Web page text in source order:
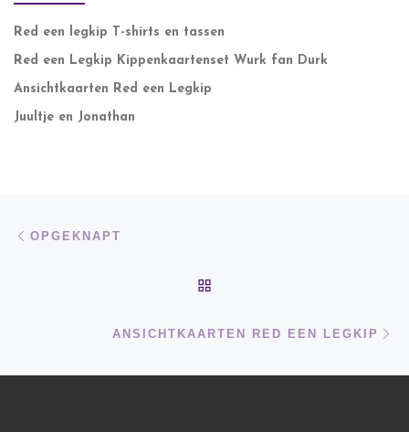
Red een legkip T-shirts en tassen
Red een Legkip Kippenkaartenset Wurk fan Durk
Ansichtkaarten Red een Legkip
Juultje en Jonathan
Bericht navigatie
OPGEKNAPT
ANSICHTKAARTEN RED EEN LEGKIP